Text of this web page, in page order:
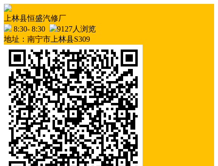
上林县恒盛汽修厂
8:30- 8:30
9127人浏览
地址：南宁市上林县S309